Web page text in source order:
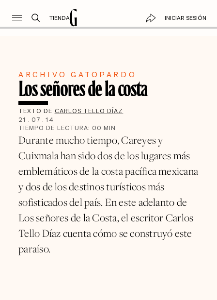
TIENDA INICIAR SESIÓN
ARCHIVO GATOPARDO
Los señores de la costa
TEXTO DE CARLOS TELLO DÍAZ
21 . 07 . 14
TIEMPO DE LECTURA: 00 MIN
Durante mucho tiempo, Careyes y
Cuixmala han sido dos de los lugares más
emblemáticos de la costa pacífica mexicana
y dos de los destinos turísticos más
sofisticados del país. En este adelanto de
Los señores de la Costa, el escritor Carlos
Tello Díaz cuenta cómo se construyó este
paraíso.